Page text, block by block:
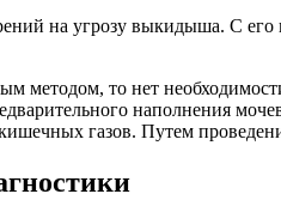
на угрозу выкидыша. С
методом, то нет
наполнения
газов. Путем